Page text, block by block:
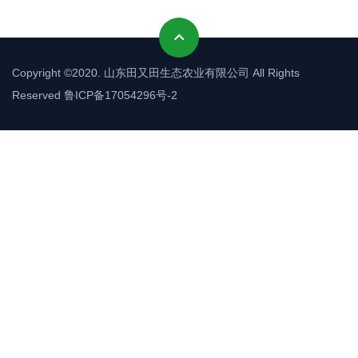
Copyright ©2020. 山东田又田生态农业有限公司 All Rights
Reserved 鲁ICP备17054296号-2